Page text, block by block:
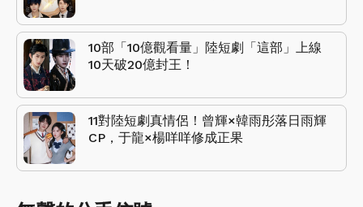
10部「10億觀看量」陸短劇「這部」上線
10天破20億封王！
11對陸短劇真情侶！曾輝×韓雨彤落日雨輝
CP，于龍×楊咩咩修成正果